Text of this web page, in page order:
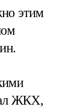
этим
ЖКХ,